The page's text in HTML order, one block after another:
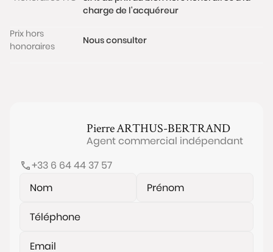
charge de l'acquéreur
Prix hors
honoraires
Nous consulter
PierreARTHUS-BERTRAND
Agent commercial indépendant
+33 6 64 44 37 57